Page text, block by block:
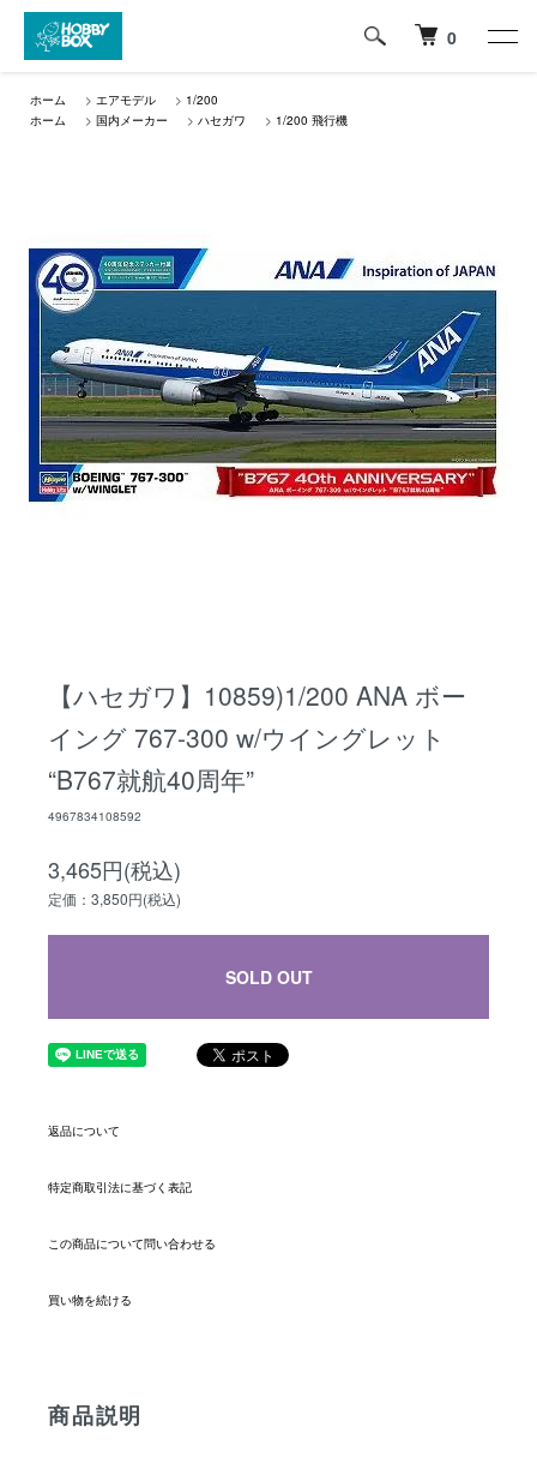
0
ホーム > エアモデル > 1/200
ホーム
> 国内メーカー > ハセガワ > 1/200 飛行機
【ハセガワ】10859)1/200 ANA ボー
イング 767-300 w/ウイングレット
“B767就航40周年”
4967834108592
3,465円(税込)
定価：3,850円(税込)
SOLD OUT
返品について
特定商取引法に基づく表記
この商品について問い合わせる
買い物を続ける
商品説明